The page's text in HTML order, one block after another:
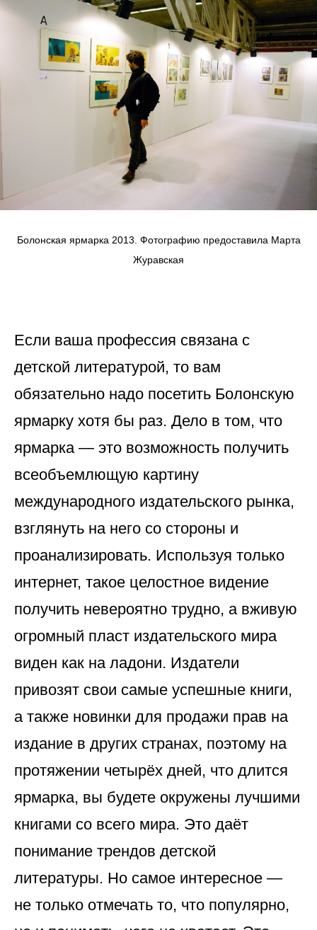
Болонская ярмарка 2013. Фотографию предоставила Марта
Журавская
Если ваша профессия связана с
детской литературой, то вам
обязательно надо посетить Болонскую
ярмарку хотя бы раз. Дело в том, что
ярмарка — это возможность получить
всеобъемлющую картину
международного издательского рынка,
взглянуть на него со стороны и
проанализировать. Используя только
интернет, такое целостное видение
получить невероятно трудно, а вживую
огромный пласт издательского мира
виден как на ладони. Издатели
привозят свои самые успешные книги,
а также новинки для продажи прав на
издание в других странах, поэтому на
протяжении четырёх дней, что длится
ярмарка, вы будете окружены лучшими
книгами со всего мира. Это даёт
понимание трендов детской
литературы. Но самое интересное —
не только отмечать то, что популярно,